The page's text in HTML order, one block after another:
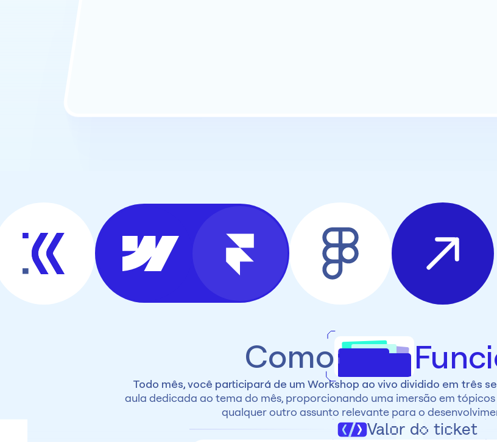
Como?
Todo mês, você participará de um Workshop ao vivo dividido em três
aula dedicada ao tema do mês, proporcionando uma imersão em tópicos
qualquer outro assunto relevante para o
Valor do ticket